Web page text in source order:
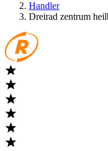
Handler
Dreirad zentrum